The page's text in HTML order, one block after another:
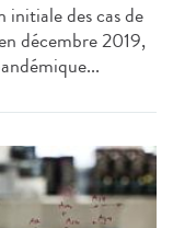
initiale des cas de
décembre 2019,